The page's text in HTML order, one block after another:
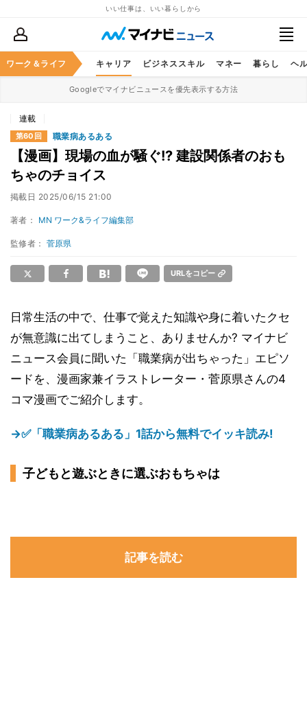
いい仕事は、いい暮らしから
ワーク＆ライフ キャリア ビジネススキル マネー 暮らし ヘ
Googleでマイナビニュースを優先表示する方法
連載
第60回 職業病あるある
【漫画】現場の血が騒ぐ!? 建設関係者のおも
ちゃのチョイス
掲載日 2025/06/15 21:00
著者： MN ワーク&ライフ編集部
監修者：菅原県
URLをコピー
日常生活の中で、仕事で覚えた知識や身に着いたクセ
が無意識に出てしまうこと、ありませんか? マイナビ
ニュース会員に聞いた「職業病が出ちゃった」エピソ
ードを、漫画家兼イラストレーター・菅原県さんの4
コマ漫画でご紹介します。
→✅「職業病あるある」1話から無料でイッキ読み!
子どもと遊ぶときに選ぶおもちゃは
記事を読む